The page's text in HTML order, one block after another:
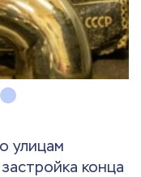
улицам
конца